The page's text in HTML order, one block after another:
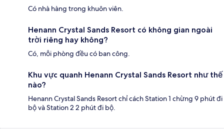
Có nhà hàng trong khuôn viên.
Henann Crystal Sands Resort có không gian ngoài
trời riêng hay không?
Có, mỗi phòng đều có ban công.
Khu vực quanh Henann Crystal Sands Resort như thế
nào?
Henann Crystal Sands Resort chỉ cách Station 1 chừng 9 phút đi
bộ và Station 2 2 phút đi bộ.